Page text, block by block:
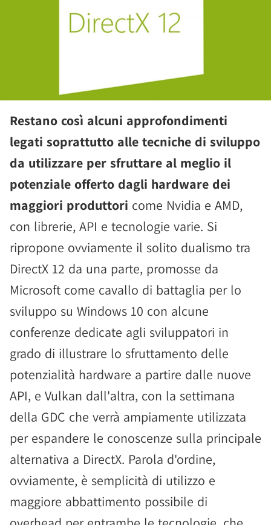
Restano così alcuni approfondimenti
legati soprattutto alle tecniche di sviluppo
da utilizzare per sfruttare al meglio il
potenziale offerto dagli hardware dei
maggiori produttori come Nvidia e AMD,
con librerie, API e tecnologie varie. Si
ripropone ovviamente il solito dualismo tra
DirectX 12 da una parte, promosse da
Microsoft come cavallo di battaglia per lo
sviluppo su Windows 10 con alcune
conferenze dedicate agli sviluppatori in
grado di illustrare lo sfruttamento delle
potenzialità hardware a partire dalle nuove
API, e Vulkan dall'altra, con la settimana
della GDC che verrà ampiamente utilizzata
per espandere le conoscenze sulla principale
alternativa a DirectX. Parola d'ordine,
ovviamente, è semplicità di utilizzo e
maggiore abbattimento possibile di